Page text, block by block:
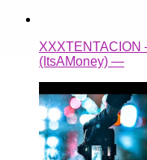
(ItsAMoney) —